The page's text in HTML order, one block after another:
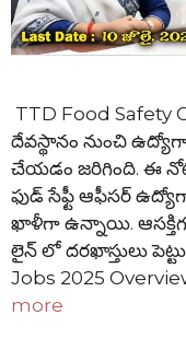
TTD Food Safety
దేవస్థానం నుంచి
చేయడం జరిగింది. ఈ
ఫుడ్ సేఫ్టీ ఆఫీసర్
ఖాళీగా ఉన్నాయి.
లైన్ లో దరఖాస్తులు
Jobs 2025
more